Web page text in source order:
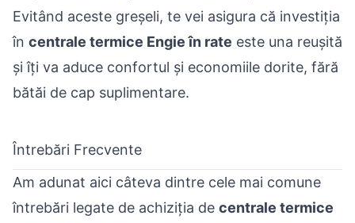
Evitând aceste greșeli, te vei asigura că investiția
în centrale termice Engie în rate este una reușită
și îți va aduce confortul și economiile dorite, fără
bătăi de cap suplimentare.
Întrebări Frecvente
Am adunat aici câteva dintre cele mai comune
întrebări legate de achiziția de centrale termice